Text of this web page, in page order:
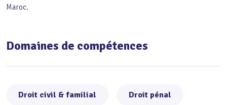
Maroc.
Domaines de compétences
Droit civil & familial Droit pénal